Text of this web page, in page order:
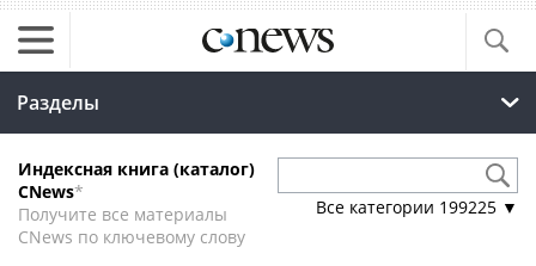
Разделы
Индексная книга (каталог)
CNews*
Получите все материалы
CNews по ключевому слову
Все категории 199225 ▼